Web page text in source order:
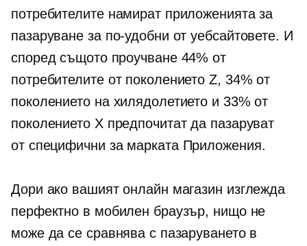
потребителите намират приложенията за
пазаруване за по-удобни от уебсайтовете. И
според същото проучване 44% от
потребителите от поколението Z, 34% от
поколението на хилядолетието и 33% от
поколението X предпочитат да пазаруват
от специфични за маркатаПриложения.
Дори ако вашият онлайн магазин изглежда
перфектно в мобилен браузър, нищо не
може да се сравнява с пазаруването в